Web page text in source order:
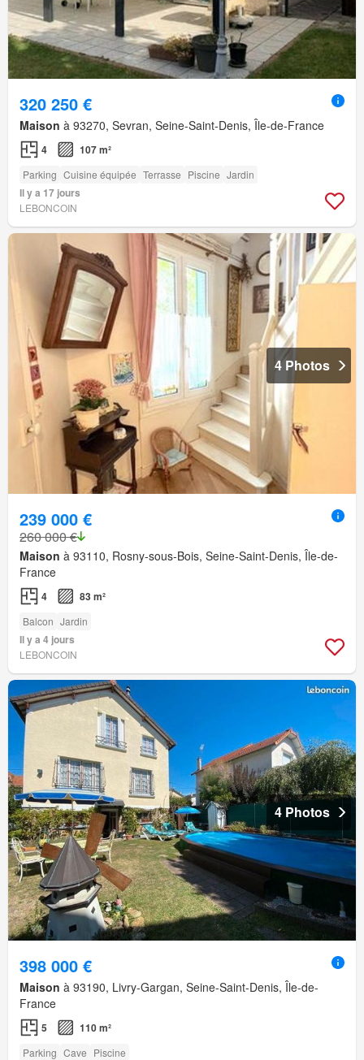
320 250 €
Maison à 93270, Sevran, Seine-Saint-Denis, Île-de-France
4 107 m²
Parking Cuisine équipée Terrasse Piscine Jardin
Il y a 17 jours
LEBONCOIN
4 Photos
239 000 €
260 000 €
Maison à 93110, Rosny-sous-Bois, Seine-Saint-Denis, Île-de-
France
4 83 m²
Balcon Jardin
Il y a 4 jours
LEBONCOIN
4 Photos
398 000 €
Maison à 93190, Livry-Gargan, Seine-Saint-Denis, Île-de-
France
5 110 m²
Parking Cave Piscine